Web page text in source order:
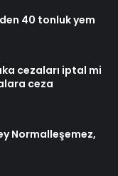
40 tonluk yem
cezaları iptal mi
ceza
Normalleşemez,